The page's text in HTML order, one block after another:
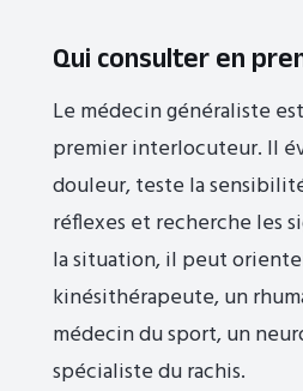
Qui consulter en
Le médecin généraliste
premier interlocuteur. Il
douleur, teste la
réflexes et recherche les
la situation, il peut
kinésithérapeute, un
médecin du sport, un
spécialiste du rachis.